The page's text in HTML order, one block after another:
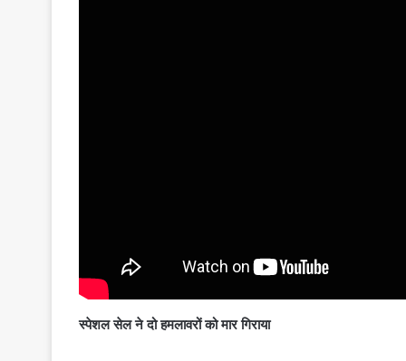
स्पेशल सेल ने दो हमलावरों को मार गिराया